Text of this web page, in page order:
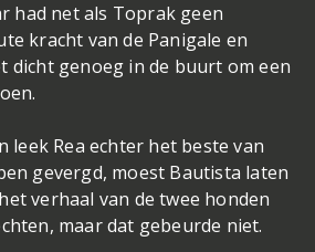
had net als Toprak geen
kracht van de Panigale en
dicht genoeg in de buurt om een
leek Rea echter het beste van
gevergd, moest Bautista laten
verhaal van de twee honden
maar dat gebeurde niet.